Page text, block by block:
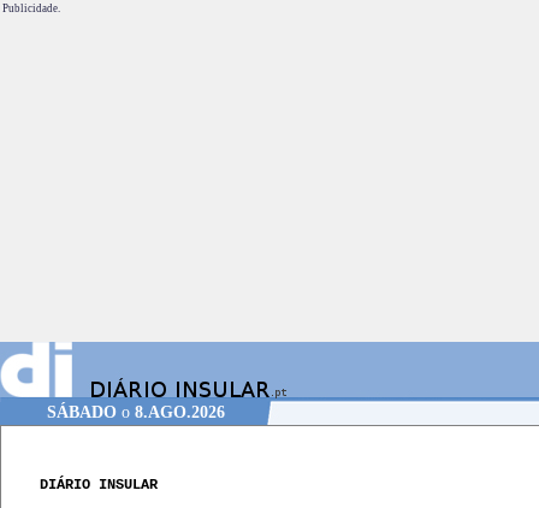
Publicidade.
SÁBADOo 8.AGO.2026
DIÁRIO INSULAR